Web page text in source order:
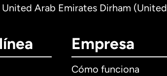
Arab Emirates Dirham
Empresa
Cómo funciona